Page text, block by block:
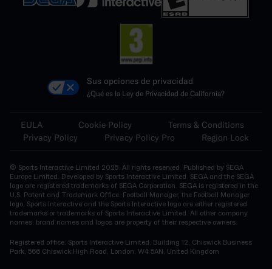
Sus opciones de privacidad
¿Qué es la Ley de Privacidad de California?
EULA Cookie Policy
Terms & Conditions
Privacy Policy
Privacy Policy Pro Region Lock
© Sports Interactive Limited 2025. All rights reserved. Published by SEGA
Europe Limited. Developed by Sports Interactive Limited. SEGA and the SEGA
logo are registered trademarks of SEGA Corporation. SEGA is registered in the
U.S. Patent and Trademark Office. Football Manager, the Football Manager
logo, Sports Interactive and the Sports Interactive logo are either registered
trademarks or trademarks of Sports Interactive Limited. All other company
names, brand names and logos are property of their respective owners.
Registered office: Sports Interactive Limited, Building 12, Chiswick Business
Park, 566 Chiswick High Road, London, W4 5AN, United Kingdom